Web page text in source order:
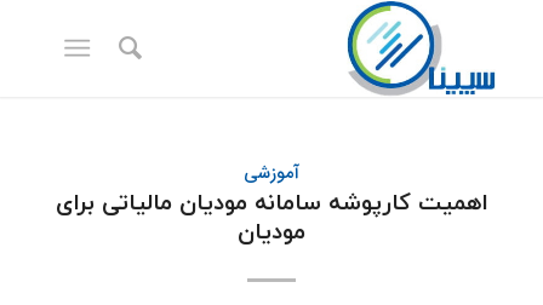
آموزشی
اهمیت کارپوشه سامانه مودیان مالیاتی برای
مودیان